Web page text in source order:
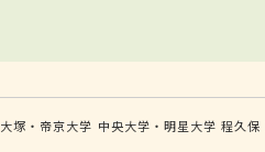
大塚・帝京大学 中央大学・明星大学 程久保